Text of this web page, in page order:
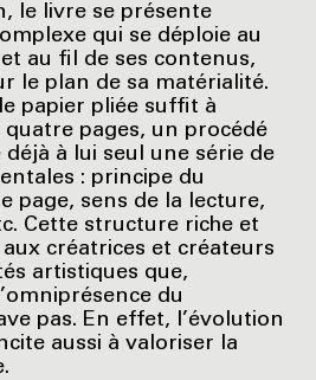
le livre se présente
qui se déploie au
au fil de ses contenus,
le plan de sa matérialité.
papier pliée suffit à
pages, un procédé
à lui seul une série de
: principe du
page, sens de la lecture,
Cette structure riche et
créatrices et créateurs
artistiques que,
du
pas. En effet, l’évolution
aussi à valoriser la